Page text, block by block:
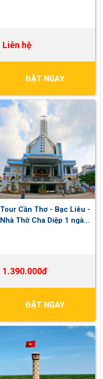
Liên hệ
ĐẶT NGAY
Tour Cần Thơ - Bạc Liêu -
Nhà Thờ Cha Diệp 1 ngày
1.390.000đ
ĐẶT NGAY